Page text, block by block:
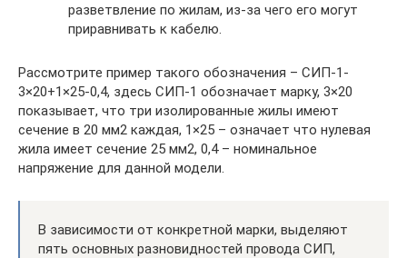
разветвление по жилам, из-за чего его могут
приравнивать к кабелю.
Рассмотрите пример такого обозначения – СИП-1-
3×20+1×25-0,4, здесь СИП-1 обозначает марку, 3×20
показывает, что три изолированные жилы имеют
сечение в 20 мм2 каждая, 1×25 – означает что нулевая
жила имеет сечение 25 мм2, 0,4 – номинальное
напряжение для данной модели.
В зависимости от конкретной марки, выделяют
пять основных разновидностей провода СИП,